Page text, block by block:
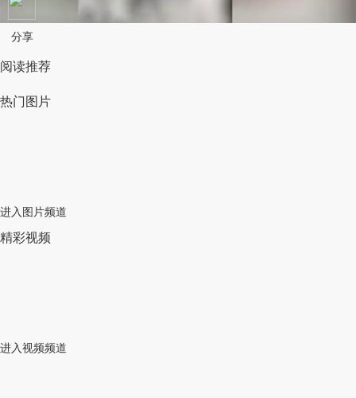
分享
阅读推荐
热门图片
进入图片频道
精彩视频
进入视频频道